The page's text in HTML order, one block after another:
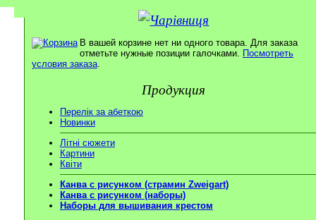
В вашей корзине нет ни одного товара. Для заказа
отметьте нужные позиции галочками. Посмотреть
условия заказа.
Продукция
Перелік за абеткою
Новинки
Літні сюжети
Картини
Квіти
Канва с рисунком (страмин Zweigart)
Канва с рисунком (наборы)
Наборы для вышивания крестом